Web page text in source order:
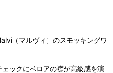
（マルヴィ）のスモッキングワ
ックにベロアの襟が高級感を演